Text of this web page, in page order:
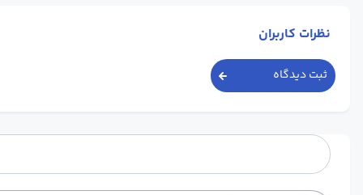
نظرات کاربران
ثبت دیدگاه